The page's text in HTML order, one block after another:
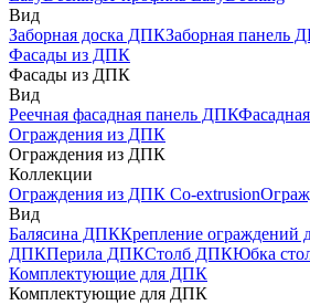
Вид
Заборная доска ДПКЗаборная панель
Фасады из ДПК
Фасады из ДПК
Вид
Реечная фасадная панель ДПК
Ограждения из ДПК
Ограждения из ДПК
Коллекции
Ограждения из ДПК Co-extrusion
Вид
Балясина ДПККрепление ограждений
ДПКПерила ДПКСтолб ДПКЮбка
Комплектующие для ДПК
Комплектующие для ДПК